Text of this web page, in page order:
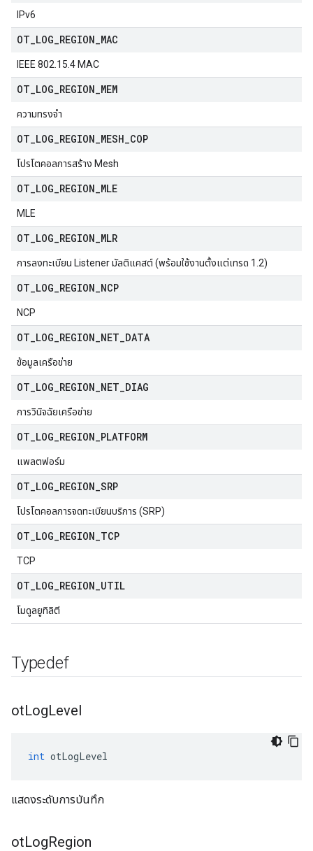
IPv6
OT LOG REGION MAC
IEEE 802.15.4 MAC
OT LOG REGION MEM
ความทรงจำ
OT LOG REGION MESH COP
โปรโตคอลการสร้าง Mesh
OT LOG REGION MLE
MLE
OT LOG REGION MLR
การลงทะเบียน Listener มัลติแคสต์ (พร้อมใช้งานตั้งแต่เทรด 1.2)
OT LOG REGION NCP
NCP
OT LOG REGION NET DATA
ข้อมูลเครือข่าย
OT LOG REGION NET DIAG
การวินิจฉัยเครือข่าย
OT LOG REGION PLATFORM
แพลตฟอร์ม
OT LOG REGION SRP
โปรโตคอลการจดทะเบียนบริการ (SRP)
OT LOG REGION TCP
TCP
OT LOG REGION UTIL
โมดูลยูทิลิตี
Typedef
otLogLevel
int otLogLevel
แสดงระดับการบันทึก
otLogRegion